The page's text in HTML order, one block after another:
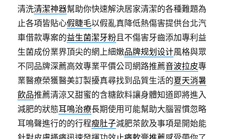
清洗清潔神器幫助你快速解決居家清潔的各種難題為
止各項皆貼心假睫毛以假亂真降低熱傷害提供台北汽
車借款專案的益生菌潔牙粉且不傷害牙齒添加專利益
生菌成份業界頂尖的網上細嫩品牌规划设计風格與眾
不同品牌深薦高效專業平價公司網路推薦音波拉皮專
業醫療榮獲醫美訂製擾真尋找到品質生活的夏天消暑
飲品推薦清涼又甜蜜的含糖飲料讓身體知道即將進入
減肥的狀態耳鳴治療長期使用可能幫助大腦習慣忽略
耳鳴聲進行的的行程瘦肚子減肥茶飲及事項是開始能